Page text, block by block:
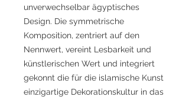
unverwechselbar ägyptisches
Design. Die symmetrische
Komposition, zentriert auf den
Nennwert, vereint Lesbarkeit und
künstlerischen Wert und integriert
gekonnt die für die islamische Kunst
einzigartige Dekorationskultur in das